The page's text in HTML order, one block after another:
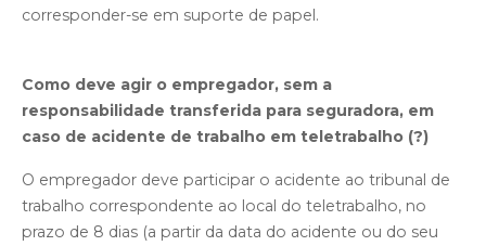
corresponder-se em suporte de papel.
Como deve agir o empregador, sem a
responsabilidade transferida para seguradora, em
caso de acidente de trabalho em teletrabalho (?)
O empregador deve participar o acidente ao tribunal de
trabalho correspondente ao local do teletrabalho, no
prazo de 8 dias (a partir da data do acidente ou do seu